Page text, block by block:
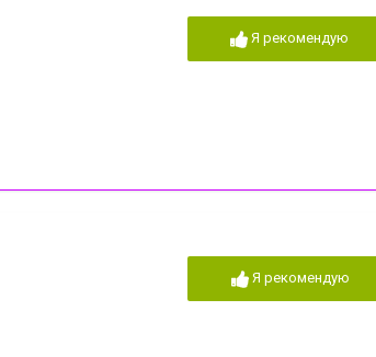
Я рекомендую
Я рекомендую